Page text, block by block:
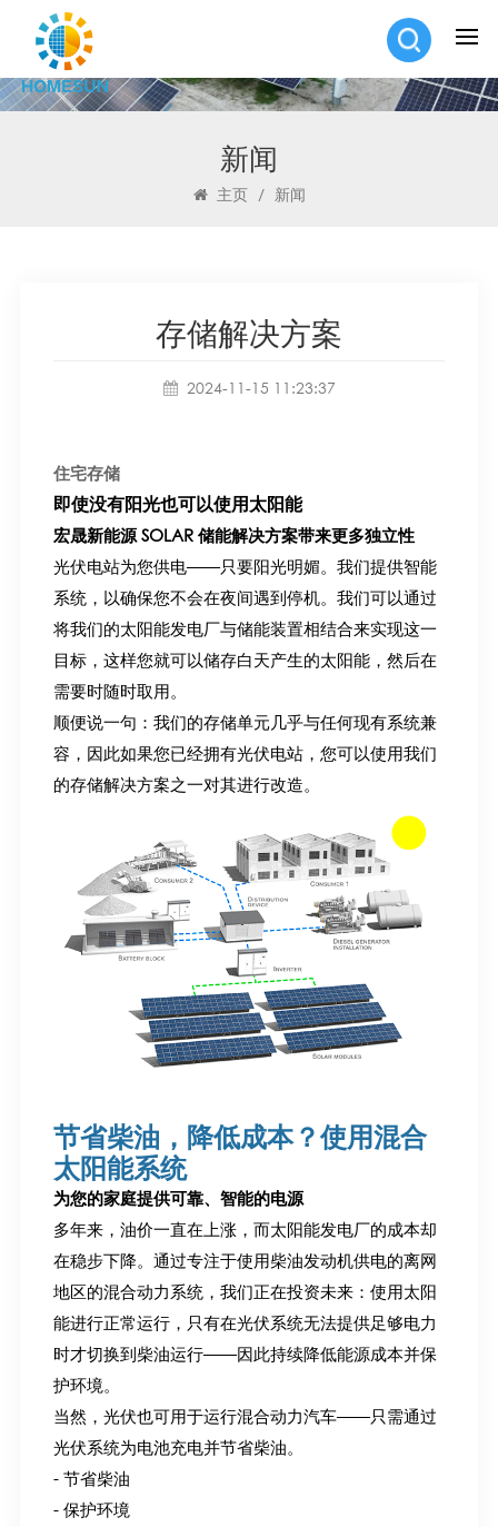
新闻
主页 / 新闻
存储解决方案
2024-11-15 11:23:37
住宅存储
即使没有阳光也可以使用太阳能
宏晟新能源 SOLAR 储能解决方案带来更多独立性
光伏电站为您供电——只要阳光明媚。我们提供智能
系统，以确保您不会在夜间遇到停机。我们可以通过
将我们的太阳能发电厂与储能装置相结合来实现这一
目标，这样您就可以储存白天产生的太阳能，然后在
需要时随时取用。
顺便说一句：我们的存储单元几乎与任何现有系统兼
容，因此如果您已经拥有光伏电站，您可以使用我们
的存储解决方案之一对其进行改造。
节省柴油，降低成本？使用混合
太阳能系统
为您的家庭提供可靠、智能的电源
多年来，油价一直在上涨，而太阳能发电厂的成本却
在稳步下降。通过专注于使用柴油发动机供电的离网
地区的混合动力系统，我们正在投资未来：使用太阳
能进行正常运行，只有在光伏系统无法提供足够电力
时才切换到柴油运行——因此持续降低能源成本并保
护环境。
当然，光伏也可用于运行混合动力汽车——只需通过
光伏系统为电池充电并节省柴油。
- 节省柴油
- 保护环境